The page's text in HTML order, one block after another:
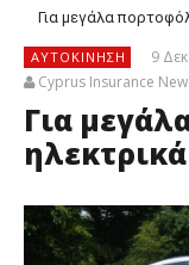
Για μεγάλα
ΑΥΤΟΚΙΝΗΣΗ
9
Cyprus Insurance
Για